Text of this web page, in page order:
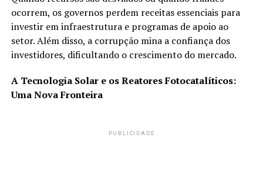
ocorrem, os governos perdem receitas essenciais para
investir em infraestrutura e programas de apoio ao
setor. Além disso, a corrupção mina a confiança dos
investidores, dificultando o crescimento do mercado.
A Tecnologia Solar e os Reatores Fotocatalíticos:
Uma Nova Fronteira
PUBLICIDADE